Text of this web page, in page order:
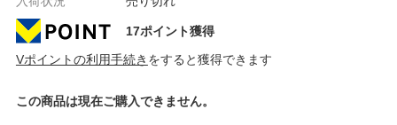
17ポイント獲得
Vポイントの利用手続き をすると獲得できます
この商品は現在ご購入できません。